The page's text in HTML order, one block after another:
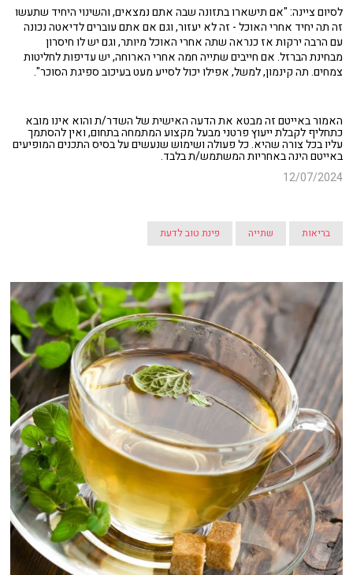
לסיום ציינה: "אם תישארו בתזונה שבה אתם נמצאים, והשינוי היחיד שתעשו
זה תה יחיד אחרי האוכל - זה לא יעזור, וגם אם אתם עוברים לדיאטה נכונה
עם הרבה ירקות אז כנראה שתה אחרי האוכל מיותר, וגם יש לו חיסרון
מבחינת הברזל. אם חייבים שתייה חמה אחרי הארוחה, יש עדיפות לחליטות
צמחים. תה קינמון, למשל, אפילו יכול לסייע מעט בעיכוב ספיגת הסוכר".
האמור באייטם זה מבטא את הדעה האישית של השדר/ת והוא אינו מובא
כתחליף לקבלת ייעוץ פרטני מבעל מקצוע המתמחה בתחום, ואין להסתמך
עליו בכל צורה שהיא. כל פעולה ושימוש שנעשים על בסיס התכנים המופיעים
באייטם הינה באחריות המשתמש/ת בלבד.
12/07/2024
בריאות שתייה פינת טוב לדעת